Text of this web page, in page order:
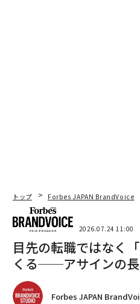
トップ Forbes JAPAN BrandVoice
2026.07.24 11:00
目先の転職ではなく
くる──アサインの
Forbes JAPAN